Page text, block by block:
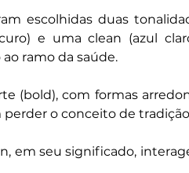
escolhidas duas
e uma clean (azul
ramo da saúde.
(bold), com formas
o conceito de
em seu significado,